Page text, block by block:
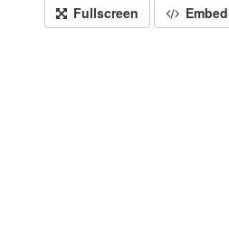
Fullscreen Embed